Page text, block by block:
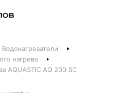
Водонагреватели
нагрева
AQUASTIC AQ 200 SC